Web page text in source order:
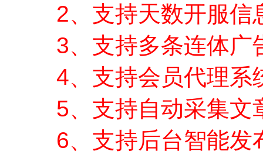
2、支持天数开服信
3、支持多条连体广
4、支持会员代理系
5、支持自动采集文
6、支持后台智能发